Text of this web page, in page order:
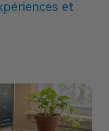
et